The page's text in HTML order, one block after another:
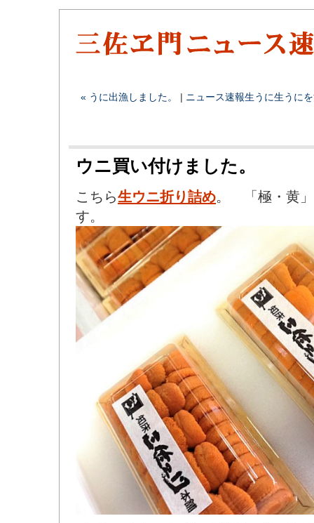
« うに出漁しました。 | ニュース速報生うに生うに
ウニ買い付けました。
こちら生ウニ折り詰め。 「極・黄」
す。